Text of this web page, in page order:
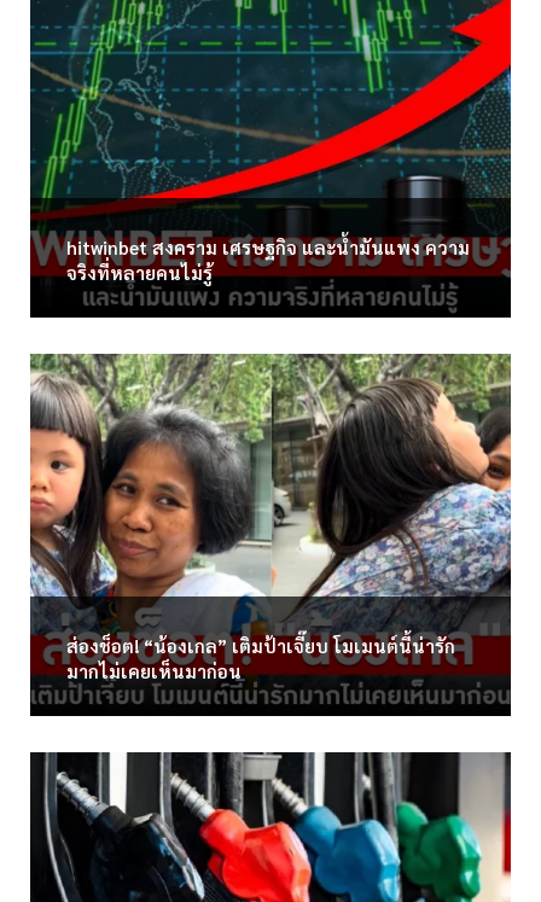
hitwinbet สงคราม เศรษฐกิจ และน้ำมันแพง ความ
จริงที่หลายคนไม่รู้
ส่องช็อต! “น้องเกล” เติมป้าเจี๊ยบ โมเมนต์นี้น่ารัก
มากไม่เคยเห็นมาก่อน